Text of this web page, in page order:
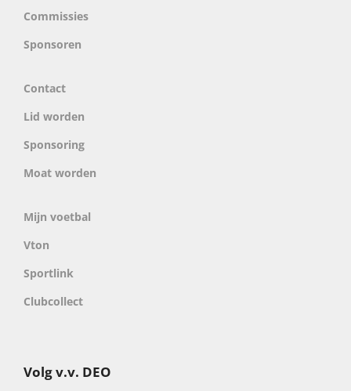
Commissies
Sponsoren
Contact
Lid worden
Sponsoring
Moat worden
Mijn voetbal
Vton
Sportlink
Clubcollect
Volg v.v. DEO